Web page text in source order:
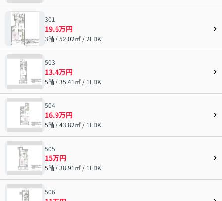
301
19.6万円
3階 / 52.02㎡ / 2LDK
503
13.4万円
5階 / 35.41㎡ / 1LDK
504
16.9万円
5階 / 43.82㎡ / 1LDK
505
15万円
5階 / 38.91㎡ / 1LDK
506